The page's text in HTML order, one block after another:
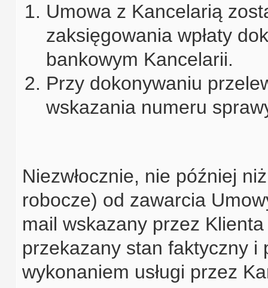
Umowa z Kancelarią
zaksięgowania wpłaty
bankowym Kancelarii.
Przy dokonywaniu
wskazania numeru
Niezwłocznie, nie później
robocze) od zawarcia
mail wskazany przez
przekazany stan faktyczny i
wykonaniem usługi przez